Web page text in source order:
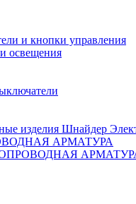
и кнопки управления
освещения
изделия Шнайдер
АРМАТУРА